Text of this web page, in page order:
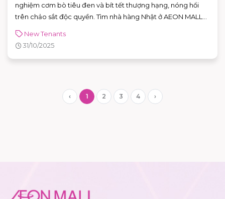
nghiệm cơm bò tiêu đen và bít tết thượng hạng, nóng hổi
trên chảo sắt độc quyền. Tìm nhà hàng Nhật ở AEON MALL
New Tenants
31/10/2025
‹ 1 2 3 4 ›